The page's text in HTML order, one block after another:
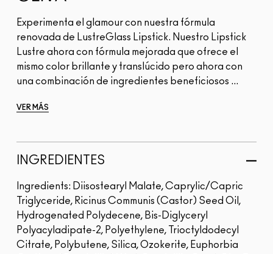
Experimenta el glamour con nuestra fórmula
renovada de LustreGlass Lipstick. Nuestro Lipstick
Lustre ahora con fórmula mejorada que ofrece el
mismo color brillante y translúcido pero ahora con
una combinación de ingredientes beneficiosos ...
VER MÁS
INGREDIENTES
Ingredients: Diisostearyl Malate, Caprylic/Capric
Triglyceride, Ricinus Communis (Castor) Seed Oil,
Hydrogenated Polydecene, Bis-Diglyceryl
Polyacyladipate-2, Polyethylene, Trioctyldodecyl
Citrate, Polybutene, Silica, Ozokerite, Euphorbia